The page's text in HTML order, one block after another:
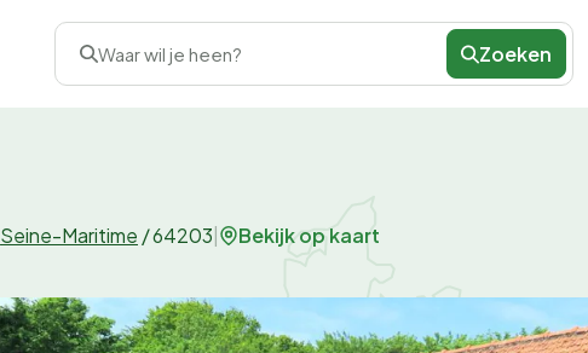
Waar wil je heen? Zoeken
Seine-Maritime /64203 Bekijk op kaart